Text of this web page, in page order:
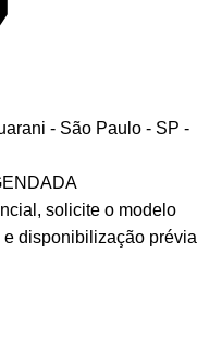
- São Paulo - SP -
solicite o modelo
disponibilização prévia